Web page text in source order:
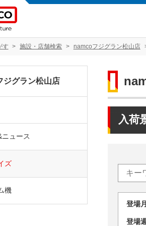
す 施設・店舗検索 namcoフジグラン松山店
入荷
登
登
ジグラン松山店
ュース
ズ
機